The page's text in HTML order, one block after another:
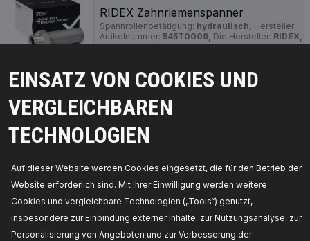
EINSATZ VON COOKIES UND
VERGLEICHBAREN
TECHNOLOGIEN
Auf dieser Website werden Cookies eingesetzt, die für den Betrieb der
Website erforderlich sind. Mit Ihrer Einwilligung werden weitere
Cookies und vergleichbare Technologien („Tools“) genutzt,
insbesondere zur Einbindung externer Inhalte, zur Nutzungsanalyse, zur
Personalisierung von Angeboten und zur Verbesserung der
RIDEX Zahnriemenspanner
Spannrollenbetätigung: hydraulisch, Hersteller
Artikelnummer: 545T0009, Die Hersteller: RIDEX,
EAN-Nummer(n):4064138126311
PREIS FÜR HÄNDLER ERHALTEN
545T0013
Artikelnummer:545T0013, Die Hersteller:RIDEX,
EAN-Nummer(n):4064138333429
Verfügbarkeit im Lager:
PREIS FÜR HÄNDLER ERHALTEN